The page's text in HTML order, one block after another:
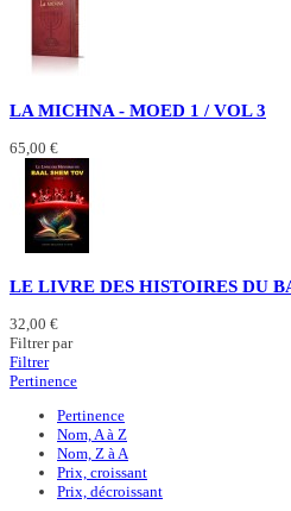
LA MICHNA - MOED 1 / VOL 3
65,00 €
LE LIVRE DES HISTOIRES DU
32,00 €
Filtrer par
Filtrer
Pertinence
Pertinence
Nom, A à Z
Nom, Z à A
Prix, croissant
Prix, décroissant